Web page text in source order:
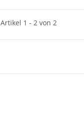
Artikel 1 - 2 von 2